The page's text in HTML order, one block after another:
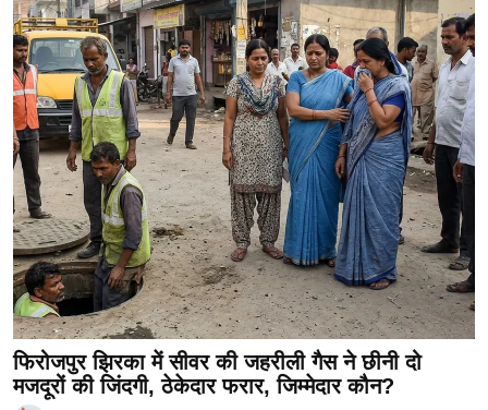
फिरोजपुर झिरका में सीवर की जहरीली गैस ने छीनी दो
मजदूरों की जिंदगी, ठेकेदार फरार, जिम्मेदार कौन?